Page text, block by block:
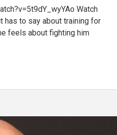
Watch
has to say about training for
feels about fighting him